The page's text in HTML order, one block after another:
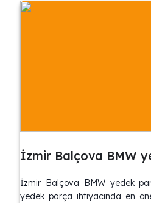
İzmir Balçova BMW
İzmir Balçova BMW yedek
yedek parça ihtiyacında en